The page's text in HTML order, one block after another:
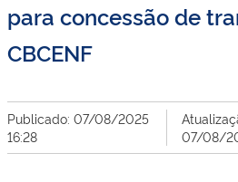
para concessão de
CBCENF
Publicado: 07/08/2025
16:28
07/08/